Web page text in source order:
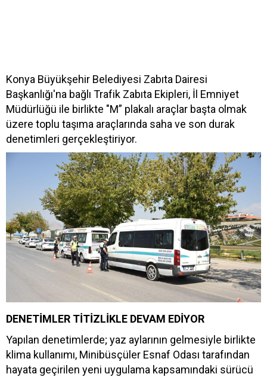
Konya Büyükşehir Belediyesi Zabıta Dairesi
Başkanlığı'na bağlı Trafik Zabıta Ekipleri, İl Emniyet
Müdürlüğü ile birlikte "M” plakalı araçlar başta olmak
üzere toplu taşıma araçlarında saha ve son durak
denetimleri gerçekleştiriyor.
DENETİMLER TİTİZLİKLE DEVAM EDİYOR
Yapılan denetimlerde; yaz aylarının gelmesiyle birlikte
klima kullanımı, Minibüsçüler Esnaf Odası tarafından
hayata geçirilen yeni uygulama kapsamındaki sürücü